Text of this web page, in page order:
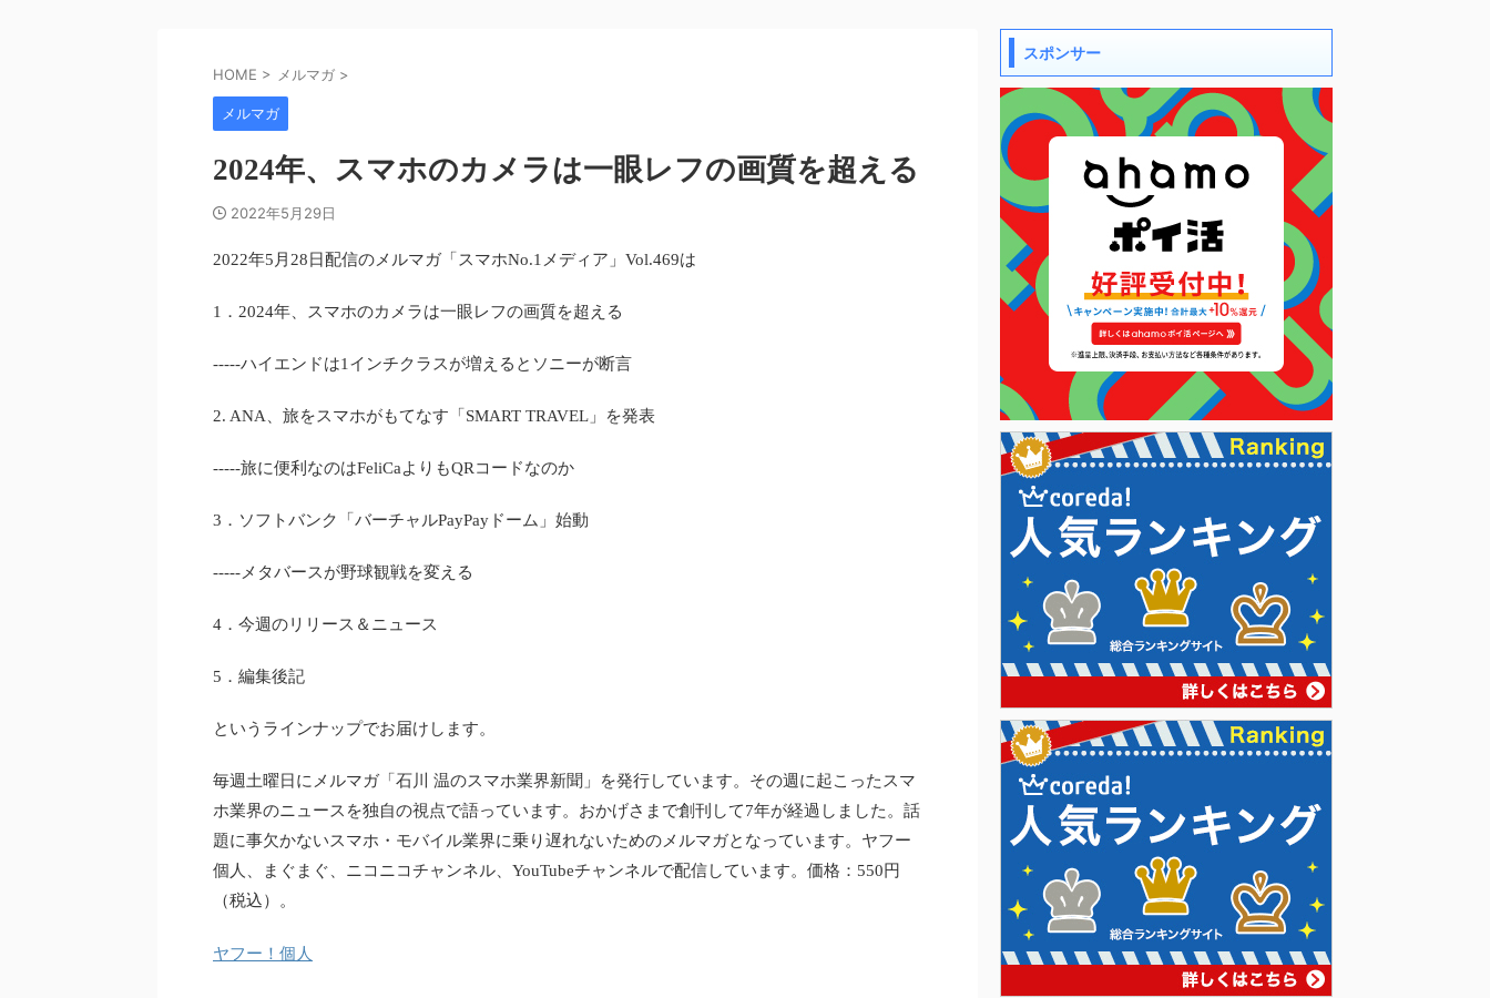
HOME > メルマガ >
メルマガ
2024年、スマホのカメラは一眼レフの画質を超える
2022年5月29日
2022年5月28日配信のメルマガ「スマホNo.1メディア」Vol.469は
1．2024年、スマホのカメラは一眼レフの画質を超える
-----ハイエンドは1インチクラスが増えるとソニーが断言
2. ANA、旅をスマホがもてなす「SMART TRAVEL」を発表
-----旅に便利なのはFeliCaよりもQRコードなのか
3．ソフトバンク「バーチャルPayPayドーム」始動
-----メタバースが野球観戦を変える
4．今週のリリース＆ニュース
5．編集後記
というラインナップでお届けします。
毎週土曜日にメルマガ「石川 温のスマホ業界新聞」を発行しています。その週に起こったスマ
ホ業界のニュースを独自の視点で語っています。おかげさまで創刊して7年が経過しました。話
題に事欠かないスマホ・モバイル業界に乗り遅れないためのメルマガとなっています。ヤフー
個人、まぐまぐ、ニコニコチャンネル、YouTubeチャンネルで配信しています。価格：550円
（税込）。
ヤフー！個人
スポンサー